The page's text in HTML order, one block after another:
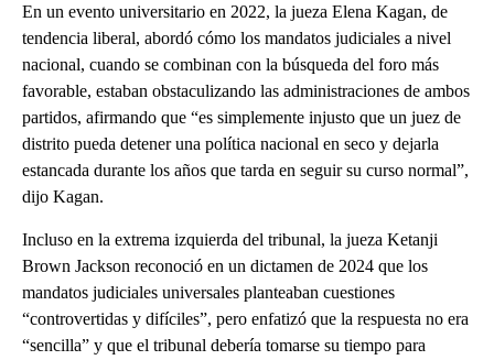
En un evento universitario en 2022, la jueza Elena Kagan, de
tendencia liberal, abordó cómo los mandatos judiciales a nivel
nacional, cuando se combinan con la búsqueda del foro más
favorable, estaban obstaculizando las administraciones de ambos
partidos, afirmando que “es simplemente injusto que un juez de
distrito pueda detener una política nacional en seco y dejarla
estancada durante los años que tarda en seguir su curso normal”,
dijo Kagan.
Incluso en la extrema izquierda del tribunal, la jueza Ketanji
Brown Jackson reconoció en un dictamen de 2024 que los
mandatos judiciales universales planteaban cuestiones
“controvertidas y difíciles”, pero enfatizó que la respuesta no era
“sencilla” y que el tribunal debería tomarse su tiempo para